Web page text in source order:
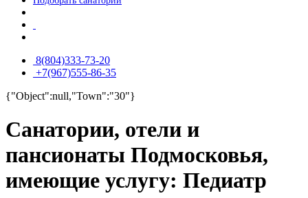
8(804)333-73-20
+7(967)555-86-35
{"Object":null,"Town":"30"}
Санатории, отели и
пансионаты Подмосковья,
имеющие услугу: Педиатр